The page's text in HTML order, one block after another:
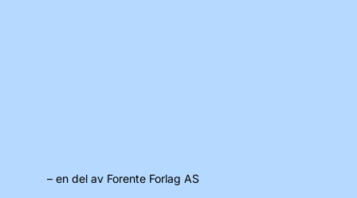
– en del av Forente Forlag AS